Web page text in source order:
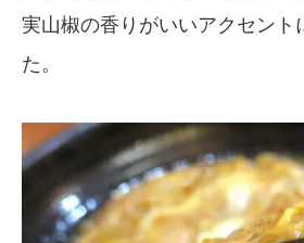
実山椒の香りがいいアクセント
た。